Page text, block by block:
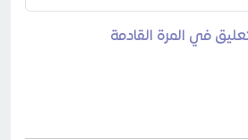
في المرة القادمة